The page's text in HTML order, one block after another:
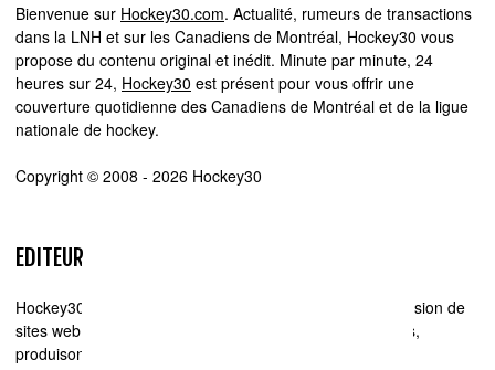
Bienvenue sur Hockey30.com. Actualité, rumeurs de transactions
dans la LNH et sur les Canadiens de Montréal, Hockey30 vous
propose du contenu original et inédit. Minute par minute, 24
heures sur 24, Hockey30 est présent pour vous offrir une
couverture quotidienne des Canadiens de Montréal et de la ligue
nationale de hockey.
Copyright © 2008 - 2026 Hockey30
EDITEUR
Hockey30.com se spécialise dans la production et la diffusion de
sites web d'actualité. Chez Hockey30.com, nous écrivons,
produisons et réalisons les projets médiatiques de A à Z.